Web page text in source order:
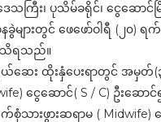
ေသကြီး၊ ပုသိမ်ခရိုင်၊ ငွေဆ
ာနခွဲများတွင် ဖေဖော်ဝါရီ (၂
သိရသည်။
ေး ထိုးနှံပေးရာတွင် အမှတ်(၃)
ငွေဆောင်( S / C) ဦးဆေ
သားဖွားဆရာမ ( Midwife) ငွ